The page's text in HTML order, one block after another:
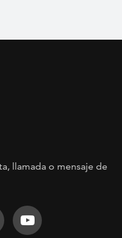
llamada o mensaje de
on Facebook
on
TOGETHER on
Face ItFace It